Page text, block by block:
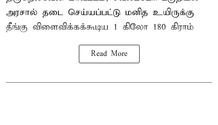
அரசால் தடை செய்யப்பட்டு மனித உயிருக்கு
தீங்கு விளைவிக்கக்கூடிய 1 கிலோ 180 கிராம்
Read More